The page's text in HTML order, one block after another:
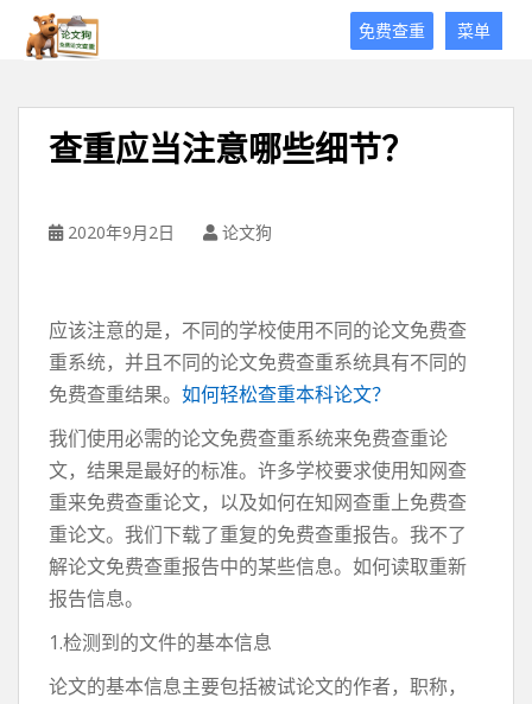
菜单
免费查重
查重应当注意哪些细节？
2020年9月2日 论文狗
应该注意的是，不同的学校使用不同的论文免费查
重系统，并且不同的论文免费查重系统具有不同的
免费查重结果。 如何轻松查重本科论文？
我们使用必需的论文免费查重系统来免费查重论
文，结果是最好的标准。许多学校要求使用知网查
重来免费查重论文，以及如何在知网查重上免费查
重论文。我们下载了重复的免费查重报告。我不了
解论文免费查重报告中的某些信息。如何读取重新
报告信息。
1.检测到的文件的基本信息
论文的基本信息主要包括被试论文的作者，职称，